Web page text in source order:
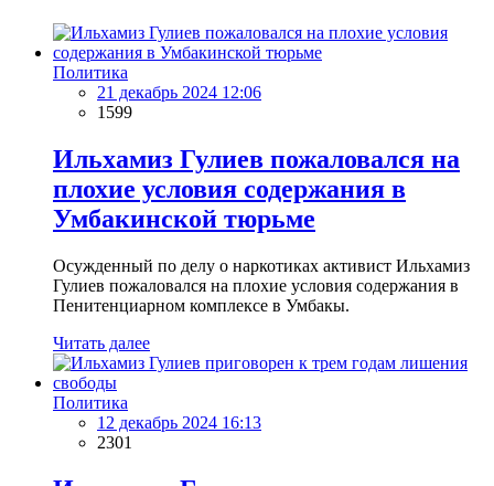
Политика
21 декабрь 2024 12:06
1599
Ильхамиз Гулиев пожаловался на
плохие условия содержания в
Умбакинской тюрьме
Осужденный по делу о наркотиках активист Ильхамиз
Гулиев пожаловался на плохие условия содержания в
Пенитенциарном комплексе в Умбакы.
Читать далее
Политика
12 декабрь 2024 16:13
2301